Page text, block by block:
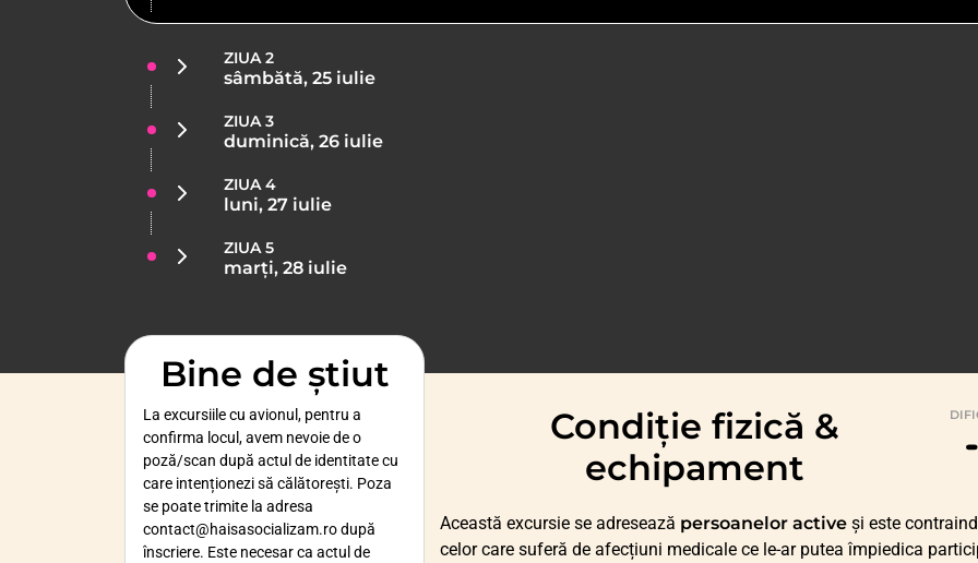
ZIUA 2
sâmbătă, 25 iulie
ZIUA 3
duminică, 26 iulie
ZIUA 4
luni, 27 iulie
ZIUA 5
marți, 28 iulie
Bine de știut
La excursiile cu avionul, pentru a
confirma locul, avem nevoie de o
poză/scan după actul de identitate cu
care intenționezi să călătorești. Poza
se poate trimite la adresa
contact@haisasocializam.ro după
înscriere. Este necesar ca actul de
Condiție fizică &
echipament
Această excursie se adresează persoanelor active și este
celor care suferă de afecțiuni medicale ce le-ar putea împiedica